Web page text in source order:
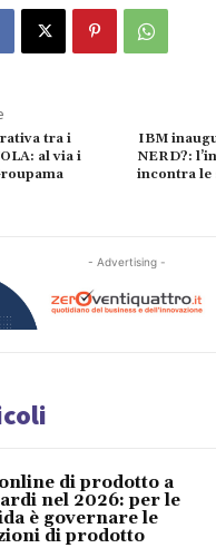
tra i
al via i
IBM
NERD?:
incontra le
- Advertising -
di prodotto a
nel 2026: per le
è governare le
di prodotto